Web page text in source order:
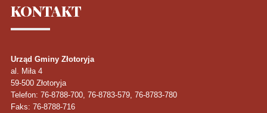
KONTAKT
Urząd Gminy Złotoryja
al. Miła 4
59-500 Złotoryja
Telefon: 76-8788-700, 76-8783-579, 76-8783-780
Faks: 76-8788-716